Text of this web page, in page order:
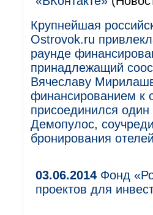
Крупнейшая
Ostrovok.ru
раунде
принадлежащий
Вячеславу
финансированием к
присоединился
Демопулос,
бронирования
03.06.2014 Фонд
проектов для